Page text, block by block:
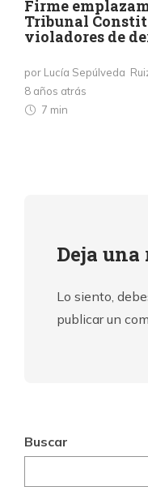
Firme
Tribunal
violadores de
por Lucía Sepúlveda
8 años atrás
7 min
Deja una
Lo siento,
publicar un
Buscar